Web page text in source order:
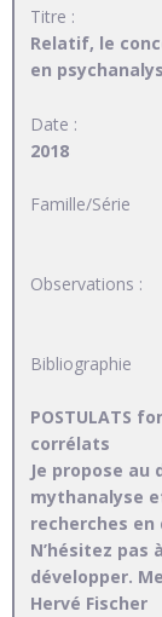
Titre :
Relatif, le
en
Date :
2018
Famille/Série
Observations :
Bibliographie
POSTULATS
corrélats
Je propose
mythanalyse
recherches en
N’hésitez
développer.
Hervé Fischer